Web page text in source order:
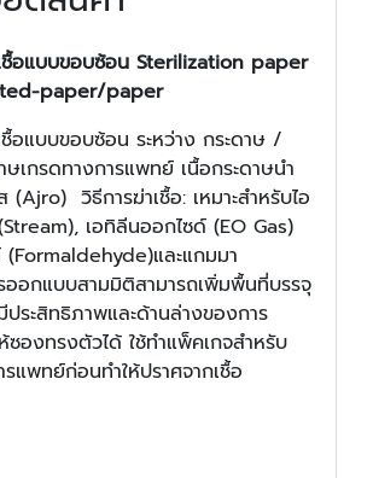
ชื้อแบบขอบซ้อน Sterilization paper
paper/paper
ชื้อแบบขอบซ้อน ระหว่าง กระดาษ /
ษเกรดทางการแพทย์ เนื้อกระดาษนำ
(Ajro) วิธีการฆ่าเชื้อ: เหมาะสำหรับไอ
เอทิลีนออกไซด์ (EO Gas)
และแกมมา
ออกแบบสามมิติสามารถเพิ่มพื้นที่บรรจุ
ระสิทธิภาพและด้านล่างของการ
ซองทรงตัวได้ ใช้ทำแพ็คเกจสำหรับ
แพทย์ก่อนทำให้ปราศจากเชื้อ